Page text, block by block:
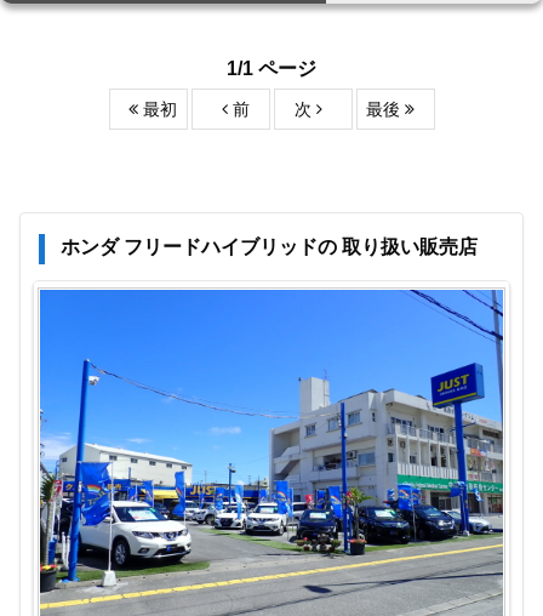
1/1 ページ
最初 前 次 最後
ホンダ フリードハイブリッドの 取り扱い販売店